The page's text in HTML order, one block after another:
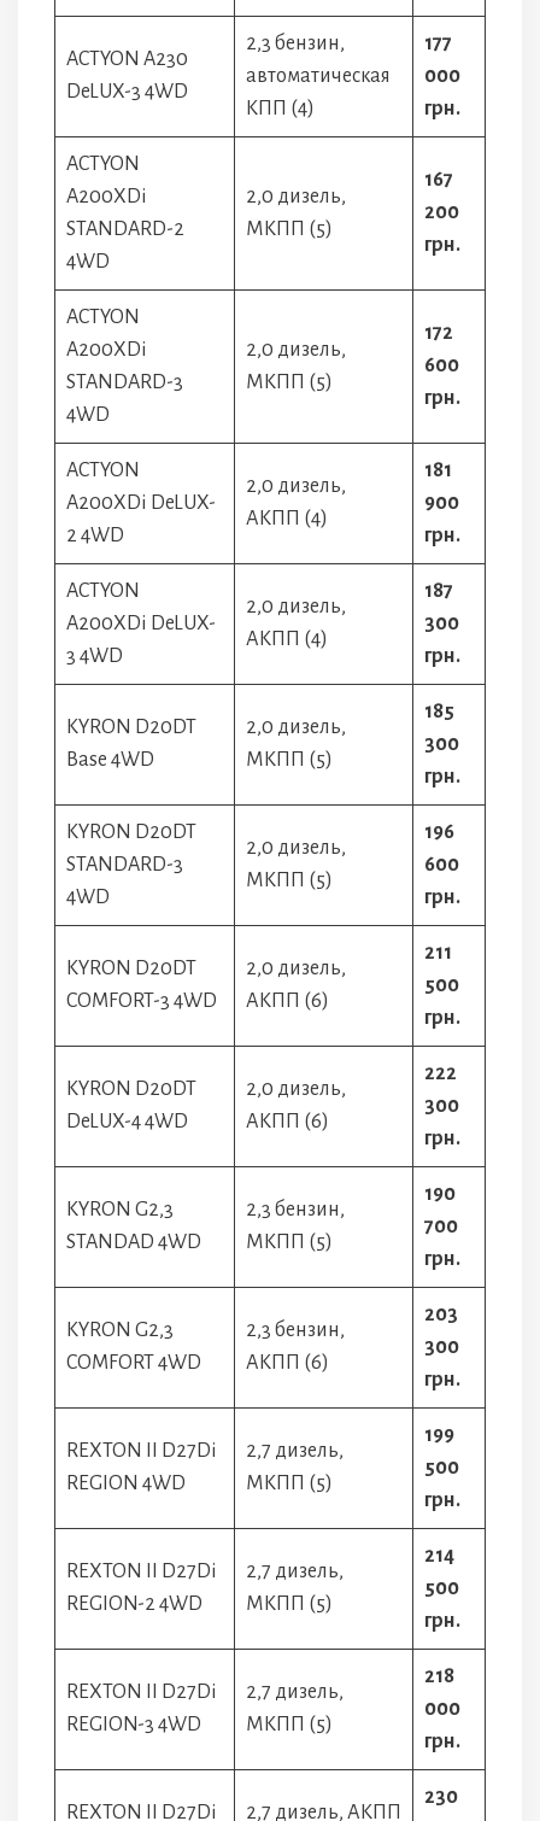
ACTYON A230
DeLUX-3 4WD
2,3 бензин,
автоматическая
КПП (4)
177
000
грн.
ACTYON
A200XDi
STANDARD-2
4WD
2,0 дизель,
МКПП (5)
167
200
грн.
ACTYON
A200XDi
STANDARD-3
4WD
2,0 дизель,
МКПП (5)
172
600
грн.
ACTYON
A200XDi DeLUX-
2 4WD
2,0 дизель,
АКПП (4)
181
900
грн.
ACTYON
A200XDi DeLUX-
3 4WD
2,0 дизель,
АКПП (4)
187
300
грн.
KYRON D20DT
Base 4WD
2,0 дизель,
МКПП (5)
185
300
грн.
KYRON D20DT
STANDARD-3
4WD
2,0 дизель,
МКПП (5)
196
600
грн.
KYRON D20DT
COMFORT-3 4WD
2,0 дизель,
АКПП (6)
211
500
грн.
KYRON D20DT
DeLUX-4 4WD
2,0 дизель,
АКПП (6)
222
300
грн.
KYRON G2,3
STANDAD 4WD
2,3 бензин,
МКПП (5)
190
700
грн.
KYRON G2,3
COMFORT 4WD
2,3 бензин,
АКПП (6)
203
300
грн.
REXTON II D27Di
REGION 4WD
2,7 дизель,
МКПП (5)
199
500
грн.
REXTON II D27Di
REGION-2 4WD
2,7 дизель,
МКПП (5)
214
500
грн.
REXTON II D27Di
REGION-3 4WD
2,7 дизель,
МКПП (5)
218
000
грн.
REXTON II D27Di 2,7 дизель, АКПП
230